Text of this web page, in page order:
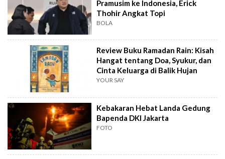
Pramusim ke Indonesia, Erick
Thohir Angkat Topi
BOLA
Review Buku Ramadan Rain: Kisah
Hangat tentang Doa, Syukur, dan
Cinta Keluarga di Balik Hujan
YOUR SAY
Kebakaran Hebat Landa Gedung
Bapenda DKI Jakarta
FOTO